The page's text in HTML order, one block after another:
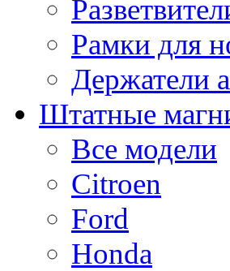
Рамки для
Держатели
Штатные
Все модели
Citroen
Ford
Honda